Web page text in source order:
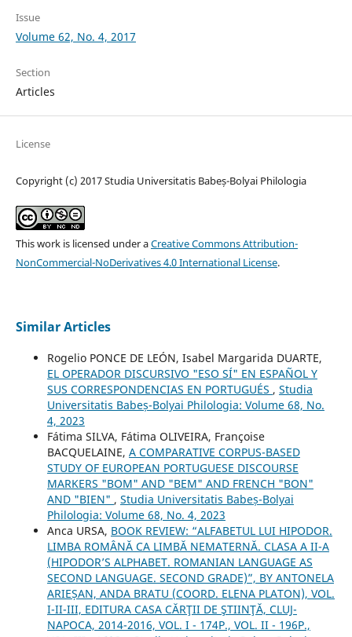
Issue
Volume 62, No. 4, 2017
Section
Articles
License
Copyright (c) 2017 Studia Universitatis Babeș-Bolyai Philologia
This work is licensed under aCreative Commons Attribution-
NonCommercial-NoDerivatives 4.0 International License.
Similar Articles
Rogelio PONCE DE LEÓN, Isabel Margarida DUARTE,
EL OPERADOR DISCURSIVO "ESO SÍ" EN ESPAÑOL Y
SUS CORRESPONDENCIAS EN PORTUGUÉS , Studia
Universitatis Babeș-Bolyai Philologia: Volume 68, No.
4, 2023
Fátima SILVA, Fátima OLIVEIRA, Françoise
BACQUELAINE, A COMPARATIVE CORPUS-BASED
STUDY OF EUROPEAN PORTUGUESE DISCOURSE
MARKERS "BOM" AND "BEM" AND FRENCH "BON"
AND "BIEN" , Studia Universitatis Babeș-Bolyai
Philologia: Volume 68, No. 4, 2023
Anca URSA, BOOK REVIEW: “ALFABETUL LUI HIPODOR.
LIMBA ROMÂNĂ CA LIMBĂ NEMATERNĂ. CLASA A II-A
(HIPODOR’S ALPHABET. ROMANIAN LANGUAGE AS
SECOND LANGUAGE. SECOND GRADE)”, BY ANTONELA
ARIEȘAN, ANDA BRATU (COORD. ELENA PLATON), VOL.
I-II-III, EDITURA CASA CĂRŢII DE ŞTIINŢĂ, CLUJ-
NAPOCA, 2014-2016, VOL. I - 174P., VOL. II - 196P.,